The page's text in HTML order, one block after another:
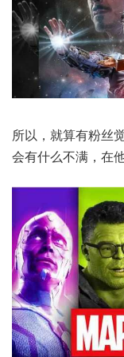
所以，就算有粉丝
会有什么不满，在